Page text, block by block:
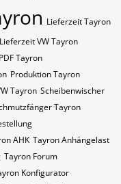
Lieferzeit Tayron
Lieferzeit VW Tayron
PDF Tayron
Produktion Tayron
Tayron Scheibenwischer
Tayron
AHK Tayron Anhängelast
Tayron Forum
Konfigurator